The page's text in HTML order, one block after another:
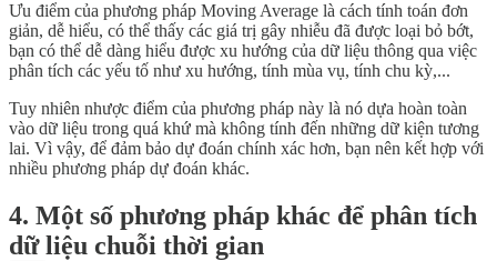
Ưu điểm của phương pháp Moving Average là cách tính toán đơn
giản, dễ hiểu, có thể thấy các giá trị gây nhiễu đã được loại bỏ bớt,
bạn có thể dễ dàng hiểu được xu hướng của dữ liệu thông qua việc
phân tích các yếu tố như xu hướng, tính mùa vụ, tính chu kỳ,...
Tuy nhiên nhược điểm của phương pháp này là nó dựa hoàn toàn
vào dữ liệu trong quá khứ mà không tính đến những dữ kiện tương
lai. Vì vậy, để đảm bảo dự đoán chính xác hơn, bạn nên kết hợp với
nhiều phương pháp dự đoán khác.
4. Một số phương pháp khác để phân tích
dữ liệu chuỗi thời gian